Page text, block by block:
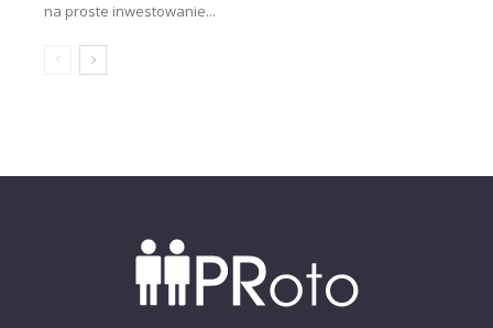
na proste inwestowanie...